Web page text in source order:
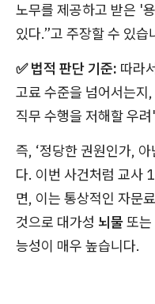
노무를 제공하고 받은 '
있다.”고 주장할 수 있습
✅ 법적 판단 기준: 따라
고료 수준을 넘어서는
직무 수행을 저해할 우
즉, ‘정당한 권원인가,
다. 이번 사건처럼 교사
면, 이는 통상적인 자문
것으로 대가성 뇌물또는
능성이 매우 높습니다.